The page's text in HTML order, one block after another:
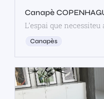
Canapè
L’espai que
Canapès